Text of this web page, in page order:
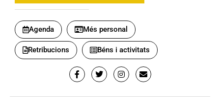
Agenda Més personal
Retribucions Béns i activitats